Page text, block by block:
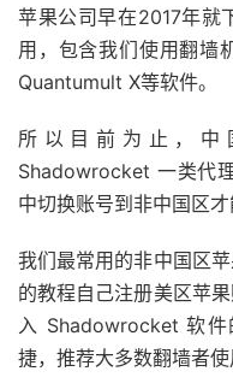
苹果公司早在2017年就
用，包含我们使用翻墙
Quantumult X等软件。
所以目前为止，中
Shadowrocket 一类代
中切换账号到非中国区
我们最常用的非中国区
的教程自己注册美区苹
入 Shadowrocket 软
捷，推荐大多数翻墙者使